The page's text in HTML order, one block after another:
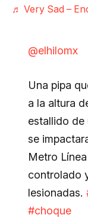
♬ Very Sad –
@elhilomx
Una pipa
a la altura
estallido de
se
Metro
controlado
lesionadas.
#choque